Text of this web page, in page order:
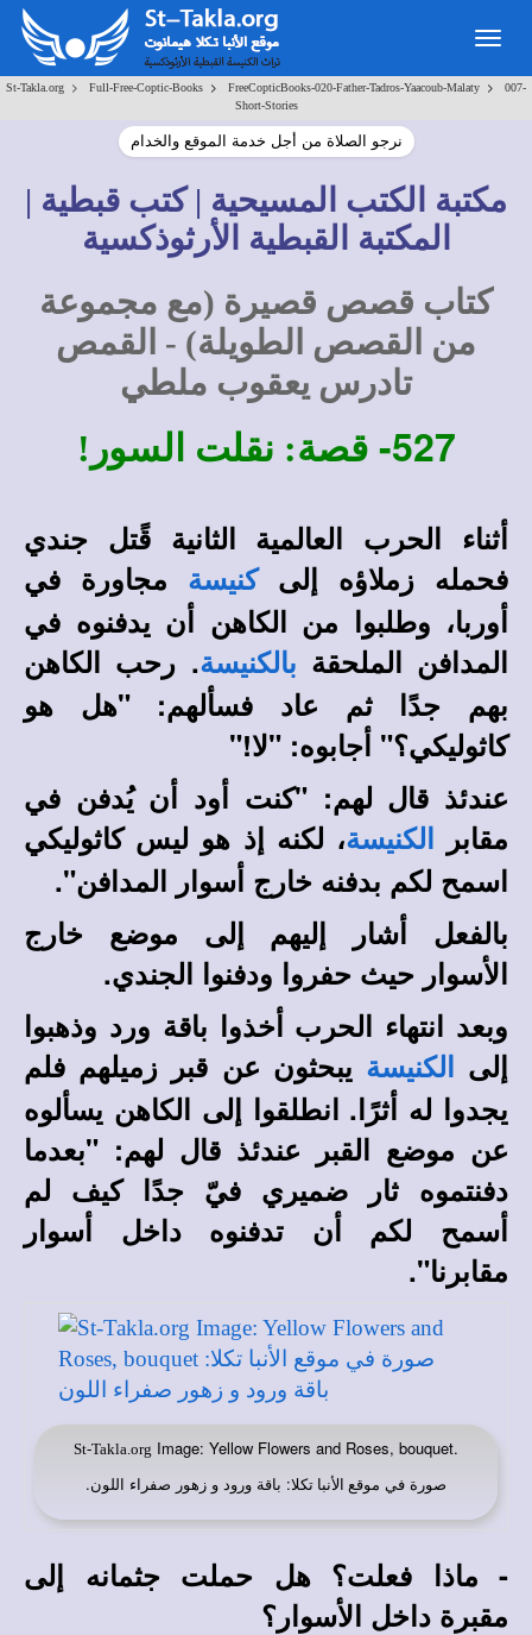
St-Takla.org > Full-Free-Coptic-Books > FreeCopticBooks-020-Father-Tadros-Yaacoub-Malaty >
007-
Short-Stories
نرجو الصلاة من أجل خدمة الموقع والخدام
مكتبة الكتب المسيحية | كتب قبطية |
المكتبة القبطية الأرثوذكسية
كتاب قصص قصيرة (مع مجموعة
من القصص الطويلة) - القمص
تادرس يعقوب ملطي
527- قصة: نقلت السور!
أثناء الحرب العالمية الثانية قًتل جندي
فحمله زملاؤه إلىكنيسة
مجاورة في
أوربا، وطلبوا من الكاهن أن يدفنوه في
المدافن الملحقة بالكنيسة. رحب الكاهن
بهم جدًا ثم عاد فسألهم: "هل هو
كاثوليكي؟" أجابوه: "لا!"
عندئذ قال لهم: "كنت أود أن يُدفن في
مقابر
الكنيسة، لكنه إذ هو ليس كاثوليكي
اسمح لكم بدفنه خارج أسوار المدافن".
بالفعل أشار إليهم إلى موضع خارج
الأسوار حيث حفروا ودفنوا الجندي.
وبعد انتهاء الحرب أخذوا باقة ورد وذهبوا
إلى
الكنيسة يبحثون عن قبر زميلهم فلم
يجدوا له أثرًا. انطلقوا إلى الكاهن يسألوه
عن موضع القبر عندئذ قال لهم: "بعدما
دفنتموه ثار ضميري فيّ جدًا كيف لم
أسمح لكم أن تدفنوه داخل أسوار
مقابرنا".
St-Takla.org Image: Yellow Flowers and Roses, bouquet.
صورة في موقع الأنبا تكلا: باقة ورود و زهور صفراء اللون.
- ماذا فعلت؟ هل حملت جثمانه إلى
مقبرة داخل الأسوار؟